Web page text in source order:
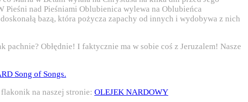
nad Pieśniami Oblubienica wylewa na Oblubieńca
bazą, która pożycza zapachy od innych i wydobywa z nich
pachnie? Obłędnie! I faktycznie ma w sobie coś z Jeruzalem! Nasze
Song of Songs.
na naszej stronie: OLEJEK NARDOWY